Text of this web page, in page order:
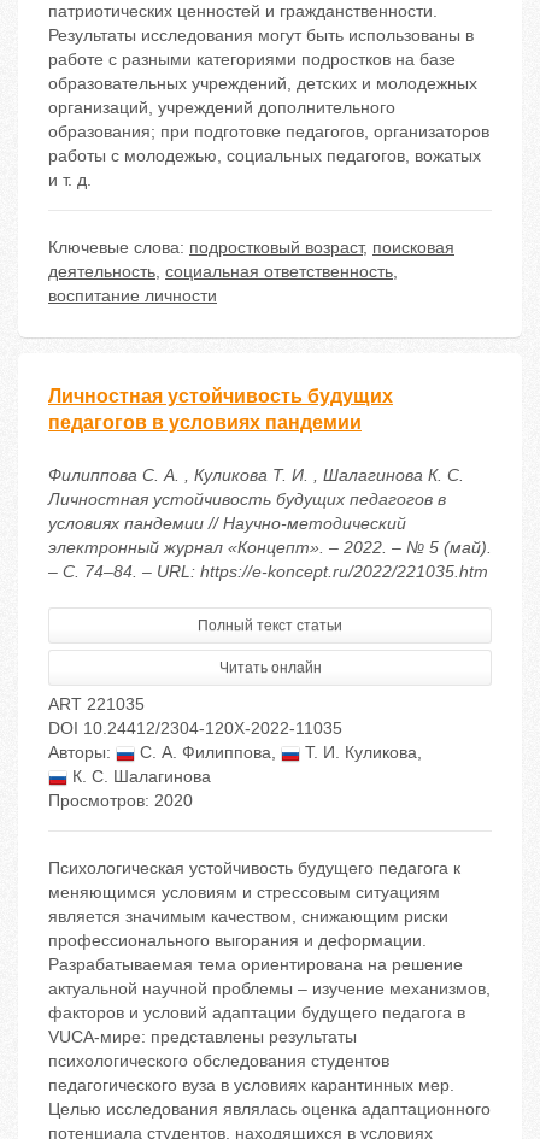
патриотических ценностей и гражданственности.
Результаты исследования могут быть использованы в
работе с разными категориями подростков на базе
образовательных учреждений, детских и молодежных
организаций, учреждений дополнительного
образования; при подготовке педагогов, организаторов
работы с молодежью, социальных педагогов, вожатых
и т. д.
Ключевые слова: подростковый возраст, поисковая
деятельность, социальная ответственность,
воспитание личности
Личностная устойчивость будущих
педагогов в условиях пандемии
Филиппова С. А. , Куликова Т. И. , Шалагинова К. С.
Личностная устойчивость будущих педагогов в
условиях пандемии // Научно-методический
электронный журнал «Концепт». – 2022. – № 5 (май).
– С. 74–84. – URL: https://e-koncept.ru/2022/221035.htm
Полный текст статьи
Читать онлайн
ART 221035
DOI 10.24412/2304-120X-2022-11035
Авторы:
С. А. Филиппова, Т. И. Куликова,
К. С. Шалагинова
Просмотров: 2020
Психологическая устойчивость будущего педагога к
меняющимся условиям и стрессовым ситуациям
является значимым качеством, снижающим риски
профессионального выгорания и деформации.
Разрабатываемая тема ориентирована на решение
актуальной научной проблемы – изучение механизмов,
факторов и условий адаптации будущего педагога в
VUCA-мире: представлены результаты
психологического обследования студентов
педагогического вуза в условиях карантинных мер.
Целью исследования являлась оценка адаптационного
потенциала студентов, находящихся в условиях